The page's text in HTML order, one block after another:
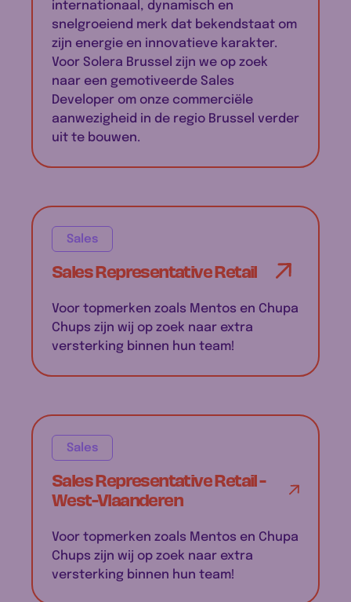
internationaal, dynamisch en
snelgroeiend merk dat bekendstaat om
zijn energie en innovatieve karakter.
Voor Solera Brussel zijn we op zoek
naar een gemotiveerde Sales
Developer om onze commerciële
aanwezigheid in de regio Brussel verder
uit te bouwen.
Sales
Sales Representative Retail
Voor topmerken zoals Mentos en Chupa
Chups zijn wij op zoek naar extra
versterking binnen hun team!
Sales
Sales Representative Retail -
West-Vlaanderen
Voor topmerken zoals Mentos en Chupa
Chups zijn wij op zoek naar extra
versterking binnen hun team!